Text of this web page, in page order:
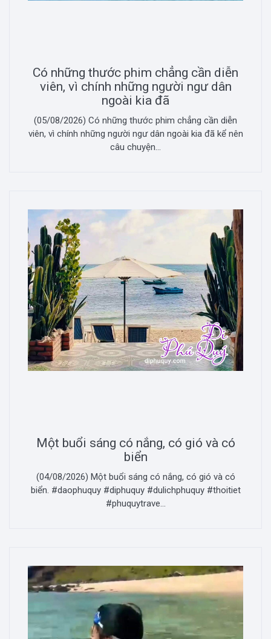
Có những thước phim chẳng cần diễn
viên, vì chính những người ngư dân
ngoài kia đã
(05/08/2026) Có những thước phim chẳng cần diễn
viên, vì chính những người ngư dân ngoài kia đã kể nên
câu chuyện...
Một buổi sáng có nắng, có gió và có
biển
(04/08/2026) Một buổi sáng có nắng, có gió và có
biển. #daophuquy #diphuquy #dulichphuquy #thoitiet
#phuquytrave...